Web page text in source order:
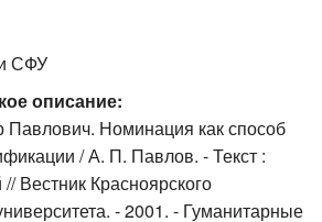
СФУ
описание:
Павлович. Номинация как способ
/ А. П. Павлов. - Текст :
Вестник Красноярского
- 2001. - Гуманитарные